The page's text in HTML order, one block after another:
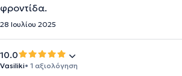
φροντίδα.
28 Ιουλίου 2025
10.0
Vasiliki• 1 αξιολόγηση